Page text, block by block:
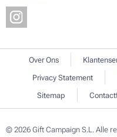
Over Ons
Privacy Statement
Sitemap
© 2026 Gift Campaign S.L. Alle